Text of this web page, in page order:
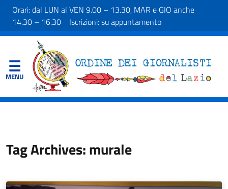
Orari: dal LUN al VEN 9.00 – 13.30, MAR e GIO anche
14.30 – 16.30 Iscrizioni: su appuntamento
Tag Archives: murale